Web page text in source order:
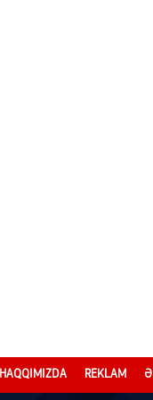
HAQQIMIZDA REKLAM